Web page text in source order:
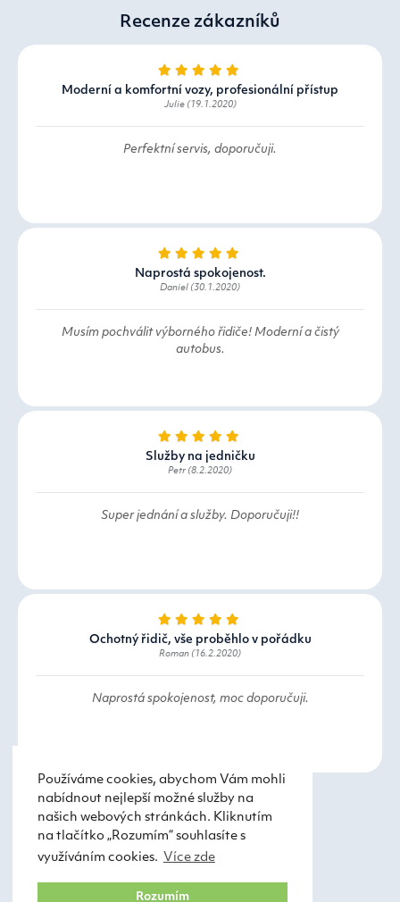
Používáme cookies, abychom Vám mohli
nabídnout nejlepší možné služby na
našich webových stránkách. Kliknutím
na tlačítko „Rozumím“ souhlasíte s
využíváním cookies. Více zde
Rozumím
Recenze zákazníků
Moderní a komfortní vozy, profesionální přístup
Julie (19.1.2020)
Perfektní servis, doporučuji.
Naprostá spokojenost.
Daniel (30.1.2020)
Musím pochválit výborného řidiče! Moderní a čistý
autobus.
Služby na jedničku
Petr (8.2.2020)
Super jednání a služby. Doporučuji!!
Ochotný řidič, vše proběhlo v pořádku
Roman (16.2.2020)
Naprostá spokojenost, moc doporučuji.
Taxi Praha Obchodní podmínky